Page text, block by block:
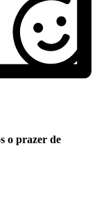
o prazer de